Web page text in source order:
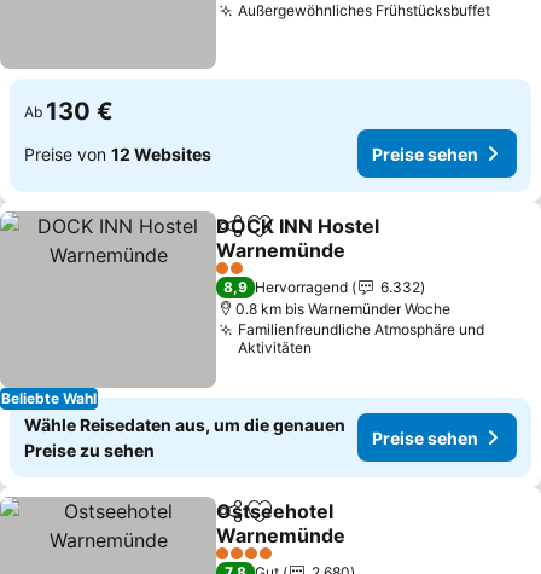
Außergewöhnliches Frühstücksbuffet
Ab 130 €
Preise von 12 Websites Preise sehen
Beliebte Wahl
TeilenZu Favoriten hinzufügen
DOCK INN Hostel
Warnemünde
2 Sterne
8,9 Hervorragend
6.332
0.8 km bis Warnemünder Woche
Familienfreundliche Atmosphäre und
Aktivitäten
Wähle Reisedaten aus, um die genauen
Preise zu sehen
Preise sehen
TeilenZu Favoriten hinzufügen
Ostseehotel
Warnemünde
4 Sterne